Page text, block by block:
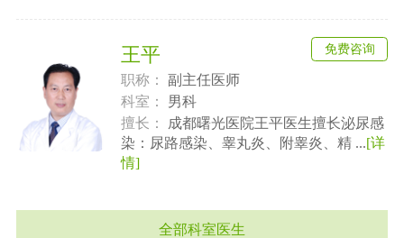
王平
职称：
副主任医师
科室：
男科
擅长：
成都曙光医院王平医生擅长泌尿感
染：尿路感染、睾丸炎、附睾炎、精 ...[详
情]
免费咨询
全部科室医生